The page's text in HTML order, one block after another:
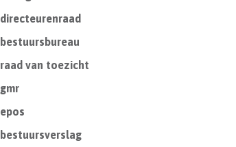
directeurenraad
bestuursbureau
raad van toezicht
gmr
epos
bestuursverslag